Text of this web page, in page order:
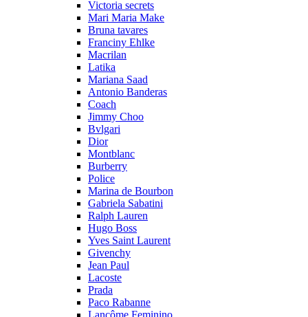
Victoria secrets
Mari Maria Make
Bruna tavares
Franciny Ehlke
Macrilan
Latika
Mariana Saad
Antonio Banderas
Coach
Jimmy Choo
Bvlgari
Dior
Montblanc
Burberry
Police
Marina de Bourbon
Gabriela Sabatini
Ralph Lauren
Hugo Boss
Yves Saint Laurent
Givenchy
Jean Paul
Lacoste
Prada
Paco Rabanne
Lancôme Feminino